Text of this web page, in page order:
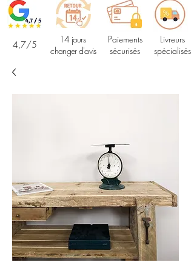
4,7/5
14 jours
changer d'avis
Paiements
sécurisés
Livreurs
spécialisés